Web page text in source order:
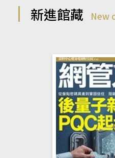
新進館藏 New